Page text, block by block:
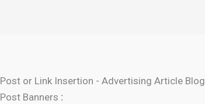
Post or Link Insertion - Advertising Article Blog
Post Banners :